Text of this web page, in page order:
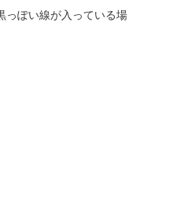
っぽい線が入っている場